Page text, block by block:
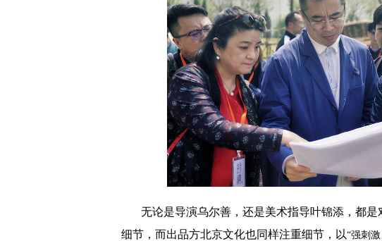
无论是导演乌尔善，还是美术指导叶锦添，都
细节 ，而出品方北京文化也同样注重细节，以“强刺